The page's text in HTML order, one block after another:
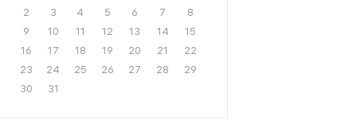
2
3 4 5 6 7
8
9
10 11 12 13 14
15
16
17 18 19 20 21
22
23
24 25 26 27 28
29
30
31